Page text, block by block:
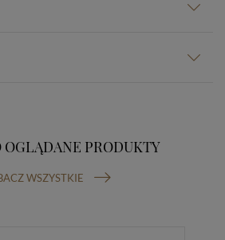
OGLĄDANE PRODUKTY
WSZYSTKIE